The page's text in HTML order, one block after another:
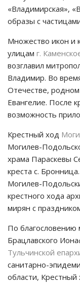
«Владимирская»,
образы с
Множество икон и
улицам г.
возглавил
Владимир. Во
Отечестве, родном
Евангелие. После
возможность
Крестный ход
Могилев-
храма Параскевы
креста с.
Могилев-
крестного хода
мирян с
По благословению
Брацлавского
Тульчинской
санитарно-
области, Крестный